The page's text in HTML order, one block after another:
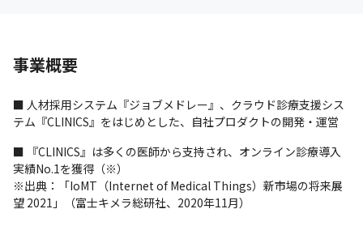
事業概要
■ 人材採用システム『ジョブメドレー』、クラウド診療支援シス
テム『CLINICS』をはじめとした、自社プロダクトの開発・運営
■ 『CLINICS』は多くの医師から支持され、オンライン診療導入
実績No.1を獲得（※）
※出典：「IoMT（Internet of Medical Things）新市場の将来展
望 2021」（富士キメラ総研社、2020年11月）